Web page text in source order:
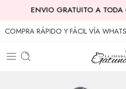
ENVIO GRATUITO A TODA
COMPRA RÁPIDO Y FÁCIL VÍA